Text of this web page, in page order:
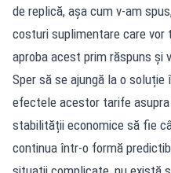
de replică, așa cum v-am
costuri suplimentare care vor
aproba acest prim răspuns și
Sper să se ajungă la o
efectele acestor tarife
stabilității economice să fie
continua într-o formă